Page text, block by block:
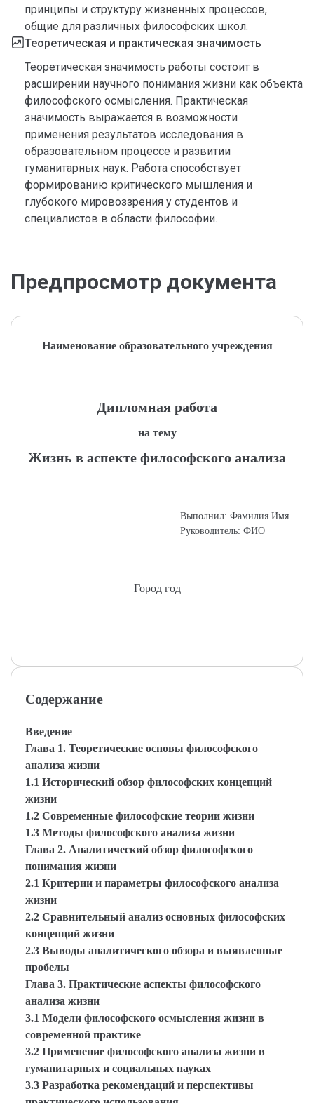
принципы и структуру жизненных процессов,
общие для различных философских школ.
Теоретическая и практическая значимость
Теоретическая значимость работы состоит в
расширении научного понимания жизни как объекта
философского осмысления. Практическая
значимость выражается в возможности
применения результатов исследования в
образовательном процессе и развитии
гуманитарных наук. Работа способствует
формированию критического мышления и
глубокого мировоззрения у студентов и
специалистов в области философии.
Предпросмотр документа
Наименование образовательного учреждения
Дипломная работа
на тему
Жизнь в аспекте философского анализа
Выполнил: Фамилия Имя
Руководитель: ФИО
Город год
Содержание
Введение
Глава 1. Теоретические основы философского
анализа жизни
1.1 Исторический обзор философских концепций
жизни
1.2 Современные философские теории жизни
1.3 Методы философского анализа жизни
Глава 2. Аналитический обзор философского
понимания жизни
2.1 Критерии и параметры философского анализа
жизни
2.2 Сравнительный анализ основных философских
концепций жизни
2.3 Выводы аналитического обзора и выявленные
пробелы
Глава 3. Практические аспекты философского
анализа жизни
3.1 Модели философского осмысления жизни в
современной практике
3.2 Применение философского анализа жизни в
гуманитарных и социальных науках
3.3 Разработка рекомендаций и перспективы